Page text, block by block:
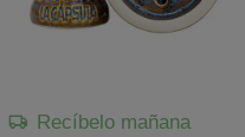
Recíbelo mañana